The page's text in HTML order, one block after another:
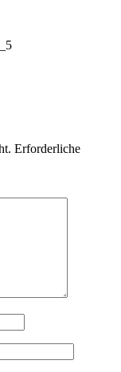
Erforderliche